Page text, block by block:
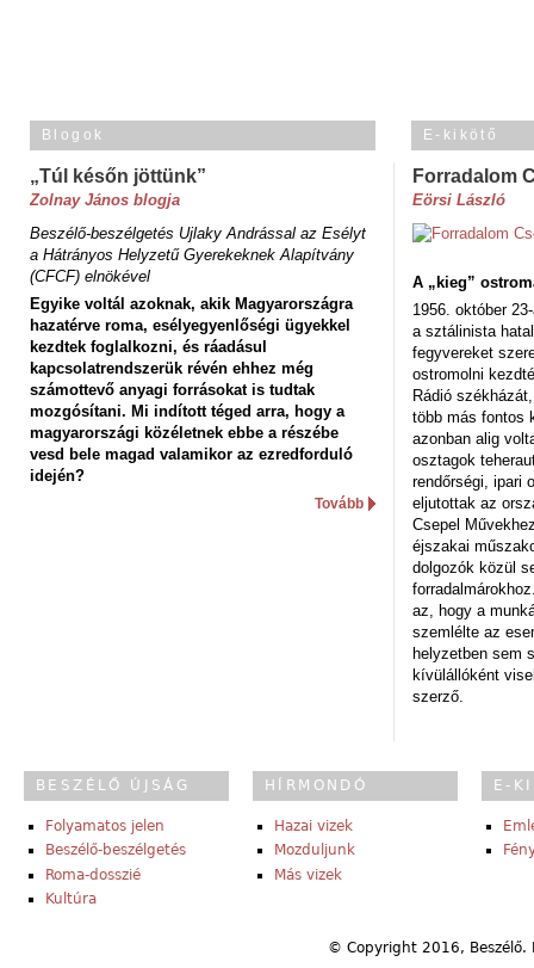
Blogok
„Túl későn jöttünk”
Zolnay János blogja
Beszélő-beszélgetés Ujlaky Andrással az Esélyt
a Hátrányos Helyzetű Gyerekeknek Alapítvány
(CFCF) elnökével
Egyike voltál azoknak, akik Magyarországra
hazatérve roma, esélyegyenlőségi ügyekkel
kezdtek foglalkozni, és ráadásul
kapcsolatrendszerük révén ehhez még
számottevő anyagi forrásokat is tudtak
mozgósítani. Mi indított téged arra, hogy a
magyarországi közéletnek ebbe a részébe
vesd bele magad valamikor az ezredforduló
idején?
Tovább
E-kikötő
Forradalom
Eörsi László
A „kieg”
1956. október
a sztálinista
fegyvereket
ostromolni
Rádió
több más fontos
azonban alig
osztagok
rendőrségi, ipari
eljutottak az
Csepel
éjszakai
dolgozók közül
az, hogy a
szemlélte az
helyzetben sem
kívülállóként
szerző.
BESZÉLŐ ÚJSÁG
Folyamatos jelen
Beszélő-beszélgetés
Roma-dosszié
Kultúra
HÍRMONDÓ
Hazai vizek
Mozduljunk
Más vizek
E-
© Copyright 2016,